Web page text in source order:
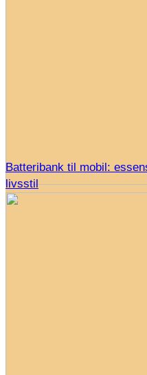
Batteribank til mobil:
livsstil